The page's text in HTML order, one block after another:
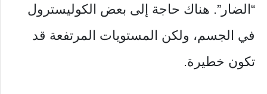
“الضار”. هناك حاجة إلى بعض الكوليسترول
في الجسم، ولكن المستويات المرتفعة قد
تكون خطيرة.